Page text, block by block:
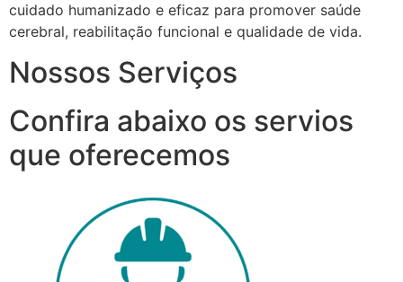
cuidado humanizado e eficaz para promover saúde
cerebral, reabilitação funcional e qualidade de vida.
Nossos Serviços
Confira abaixo os servios
que oferecemos